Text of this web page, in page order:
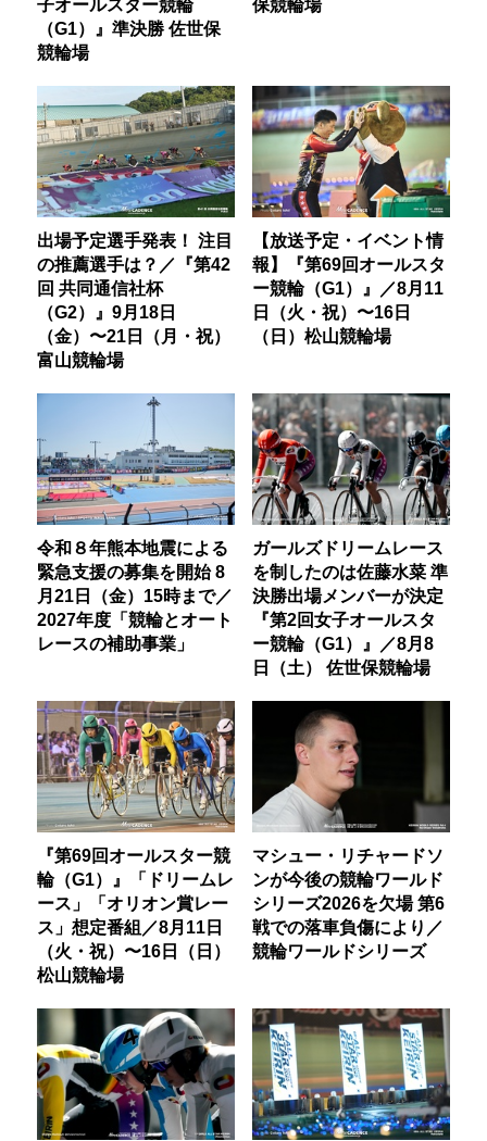
子オールスター競輪
（G1）』準決勝 佐世保
競輪場
保競輪場
出場予定選手発表！ 注目
の推薦選手は？／『第42
回 共同通信社杯
（G2）』9月18日
（金）〜21日（月・祝）
富山競輪場
【放送予定・イベント情
報】『第69回オールスタ
ー競輪（G1）』／8月11
日（火・祝）〜16日
（日）松山競輪場
令和８年熊本地震による
緊急支援の募集を開始 8
月21日（金）15時まで／
2027年度「競輪とオート
レースの補助事業」
ガールズドリームレース
を制したのは佐藤水菜 準
決勝出場メンバーが決定
『第2回女子オールスタ
ー競輪（G1）』／8月8
日（土） 佐世保競輪場
『第69回オールスター競
輪（G1）』「ドリームレ
ース」「オリオン賞レー
ス」想定番組／8月11日
（火・祝）〜16日（日）
松山競輪場
マシュー・リチャードソ
ンが今後の競輪ワールド
シリーズ2026を欠場 第6
戦での落車負傷により／
競輪ワールドシリーズ